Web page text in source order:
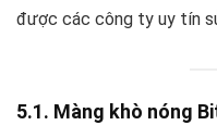
được các công ty uy tín
5.1. Màng khò nóng